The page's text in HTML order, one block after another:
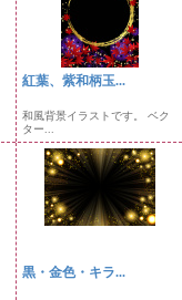
紅葉、紫和柄玉...
和風背景イラストです。 ベク
ター...
黒・金色・キラ...